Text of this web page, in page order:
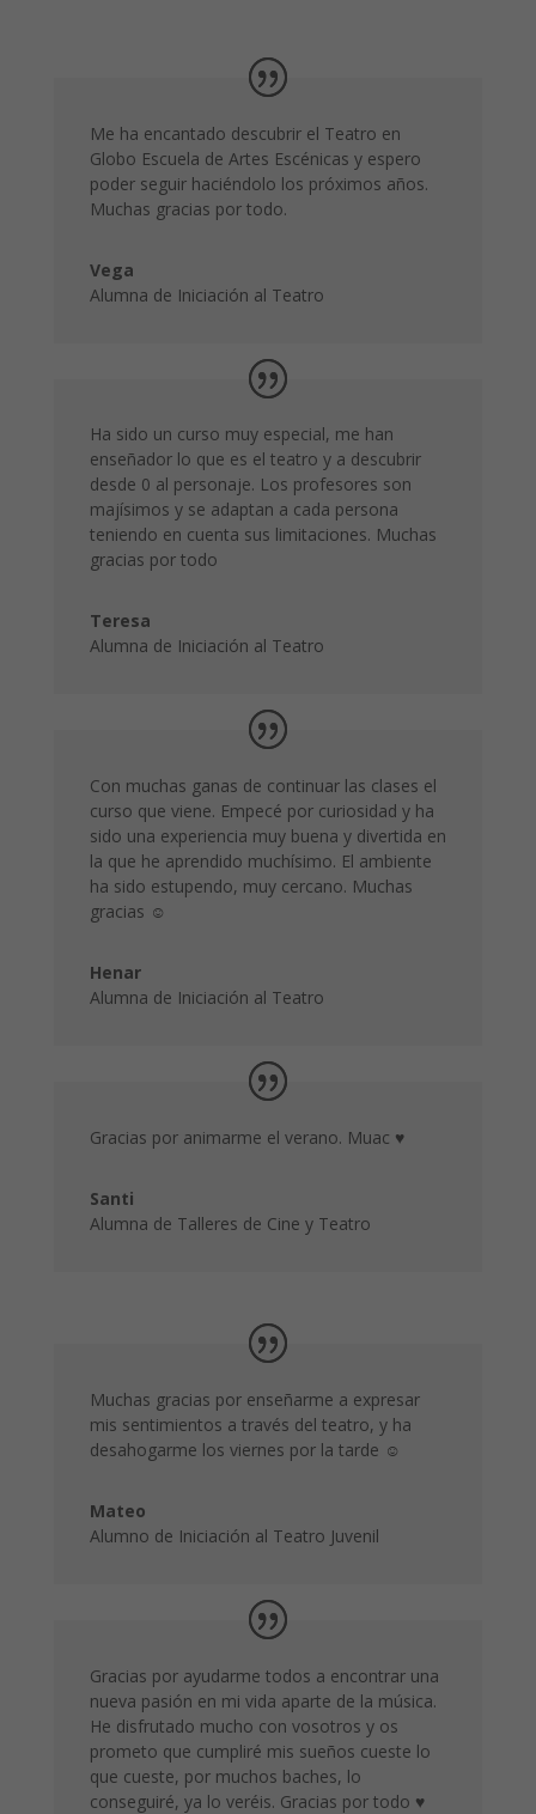
Me ha encantado descubrir el Teatro en
Globo Escuela de Artes Escénicas y espero
poder seguir haciéndolo los próximos años.
Muchas gracias por todo.
Vega
Alumna de Iniciación al Teatro
Ha sido un curso muy especial, me han
enseñador lo que es el teatro y a descubrir
desde 0 al personaje. Los profesores son
majísimos y se adaptan a cada persona
teniendo en cuenta sus limitaciones. Muchas
gracias por todo
Teresa
Alumna de Iniciación al Teatro
Con muchas ganas de continuar las clases el
curso que viene. Empecé por curiosidad y ha
sido una experiencia muy buena y divertida en
la que he aprendido muchísimo. El ambiente
ha sido estupendo, muy cercano. Muchas
gracias ☺
Henar
Alumna de Iniciación al Teatro
Gracias por animarme el verano. Muac ♥
Santi
Alumna de Talleres de Cine y Teatro
Muchas gracias por enseñarme a expresar
mis sentimientos a través del teatro, y ha
desahogarme los viernes por la tarde ☺
Mateo
Alumno de Iniciación al Teatro Juvenil
Gracias por ayudarme todos a encontrar una
nueva pasión en mi vida aparte de la música.
He disfrutado mucho con vosotros y os
prometo que cumpliré mis sueños cueste lo
que cueste, por muchos baches, lo
conseguiré, ya lo veréis. Gracias por todo ♥